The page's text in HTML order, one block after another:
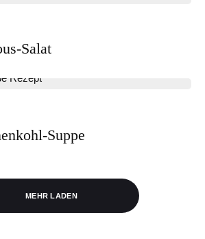
Salat
Suppe
MEHR LADEN